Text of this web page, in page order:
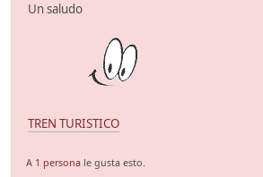
Un saludo
TREN TURISTICO
A 1 persona le gusta esto.